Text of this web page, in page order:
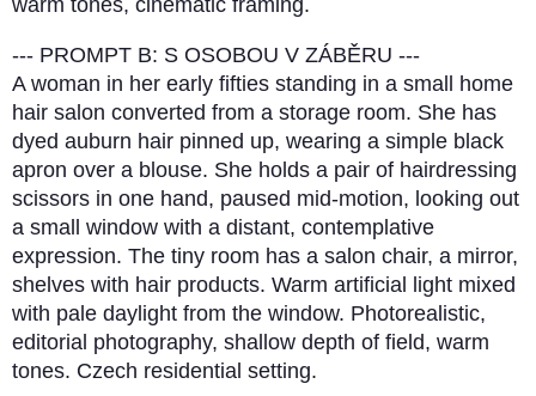
--- PROMPT B: S OSOBOU V ZÁBĚRU ---
A woman in her early fifties standing in a small home
hair salon converted from a storage room. She has
dyed auburn hair pinned up, wearing a simple black
apron over a blouse. She holds a pair of hairdressing
scissors in one hand, paused mid-motion, looking out
a small window with a distant, contemplative
expression. The tiny room has a salon chair, a mirror,
shelves with hair products. Warm artificial light mixed
with pale daylight from the window. Photorealistic,
editorial photography, shallow depth of field, warm
tones. Czech residential setting.